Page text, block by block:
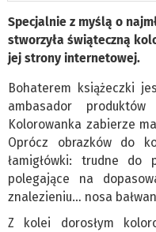
Specjalnie z myślą o
stworzyła świąteczną
jej strony internetowej.
Bohaterem książeczki
ambasador
Kolorowanka zabierze
Oprócz obrazków do
łamigłówki: trudne do
polegające na
znalezieniu… nosa
Z kolei dorosłym